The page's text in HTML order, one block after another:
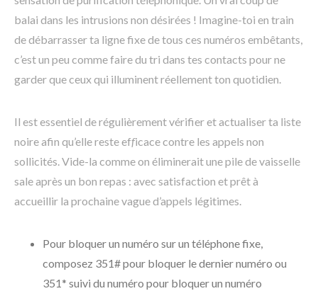
balai dans les intrusions non désirées ! Imagine-toi en train
de débarrasser ta ligne fixe de tous ces numéros embêtants,
c’est un peu comme faire du tri dans tes contacts pour ne
garder que ceux qui illuminent réellement ton quotidien.
Il est essentiel de régulièrement vérifier et actualiser ta liste
noire afin qu’elle reste efficace contre les appels non
sollicités. Vide-la comme on éliminerait une pile de vaisselle
sale après un bon repas : avec satisfaction et prêt à
accueillir la prochaine vague d’appels légitimes.
Pour bloquer un numéro sur un téléphone fixe,
composez 351# pour bloquer le dernier numéro ou
351* suivi du numéro pour bloquer un numéro